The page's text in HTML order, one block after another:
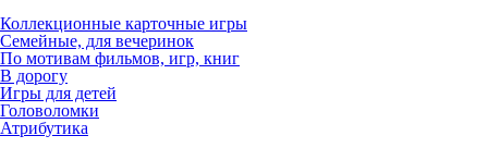
Коллекционные карточные игры
Семейные, для вечеринок
По мотивам фильмов, игр, книг
В дорогу
Игры для детей
Головоломки
Атрибутика